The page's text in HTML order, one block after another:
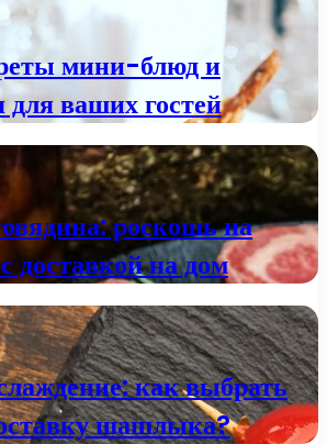
мини-блюд и
для ваших гостей
роскошь на
доставкой на дом
как выбрать
шашлыка?